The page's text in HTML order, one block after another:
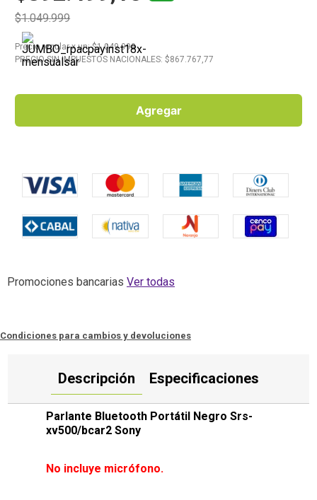
$1.049.999
Precio regularxun: $1.049.999
PRECIO SIN IMPUESTOS NACIONALES: $867.767,77
Agregar
Promociones bancarias Ver todas
Condiciones para cambios y devoluciones
Descripción Especificaciones
Parlante Bluetooth Portátil Negro Srs-
xv500/bcar2 Sony
No incluye micrófono.
Carne
Aceite